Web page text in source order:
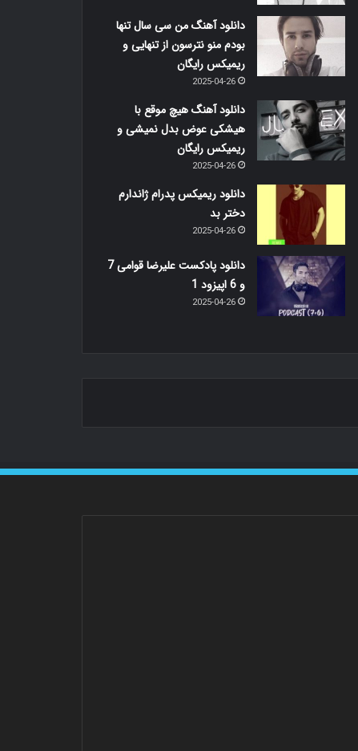
دانلود آهنگ من سی سال تنها
بودم منو نترسون از تنهایی و
ریمیکس رایگان
2025-04-26
دانلود آهنگ هیچ موقع با
هیشکی عوض بدل نمیشی و
ریمیکس رایگان
2025-04-26
دانلود ریمیکس پدرام ژاندارم
دختر بد
2025-04-26
دانلود پادکست علیرضا قوامی 7
و 6 اپیزود 1
2025-04-26